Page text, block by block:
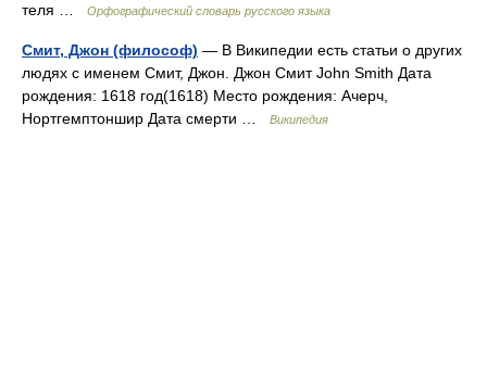
теля …
Орфографический словарь русского языка
Смит, Джон (философ) — В Википедии есть статьи о других
людях с именем Смит, Джон. Джон Смит John Smith Дата
рождения: 1618 год(1618) Место рождения: Ачерч,
Нортгемптоншир Дата смерти …
Википедия